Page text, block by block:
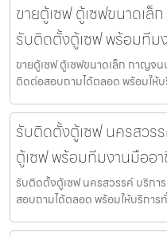
ขายตู้เซฟ ตู้เซฟขนาดเ
รับติดตั้งตู้เซฟ พร้อมทีม
ขายตู้เซฟ ตู้เซฟขนาดเล็ก กาญจ
ติดต่อสอบถามได้ตลอด พร้อมให้บ
รับติดตั้งตู้เซฟ นครสวร
ตู้เซฟ พร้อมทีมงานมืออ
รับติดตั้งตู้เซฟ นครสวรรค์ บริกา
สอบถามได้ตลอด พร้อมให้บริการ